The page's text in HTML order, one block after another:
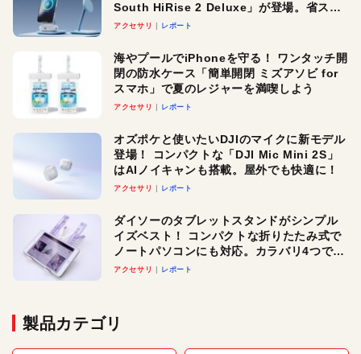
South HiRise 2 Deluxe」が登場。省スペ
ースでおしゃれに充電したい人にオスス
アクセサリ レポート
海やプールでiPhoneを守る！ ワンタッチ開
閉の防水ケース「簡単開閉 ミズアソビ for
スマホ」で夏のレジャーを満喫しよう
アクセサリ レポート
オズポケと使いたいDJIのマイクに新モデル
登場！ コンパクトな「DJI Mic Mini 2S」
はAIノイキャンも搭載。屋外でも快適に！
アクセサリ レポート
ダイソーのタブレットスタンドがシンプル
イズベスト！ コンパクトな折りたたみ式で
ノートパソコンにも対応。カラバリ4つで選
べる楽しさも
アクセサリ レポート
製品カテゴリ